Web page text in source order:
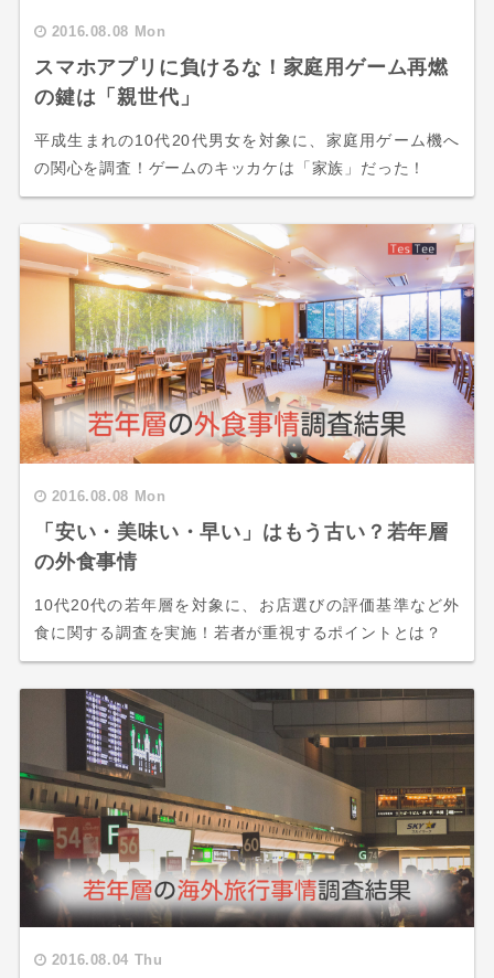
2016.08.08 Mon
スマホアプリに負けるな！家庭用ゲーム再燃
の鍵は「親世代」
平成生まれの10代20代男女を対象に、家庭用ゲーム機へ
の関心を調査！ゲームのキッカケは「家族」だった！
2016.08.08 Mon
「安い・美味い・早い」はもう古い？若年層
の外食事情
10代20代の若年層を対象に、お店選びの評価基準など外
食に関する調査を実施！若者が重視するポイントとは？
2016.08.04 Thu